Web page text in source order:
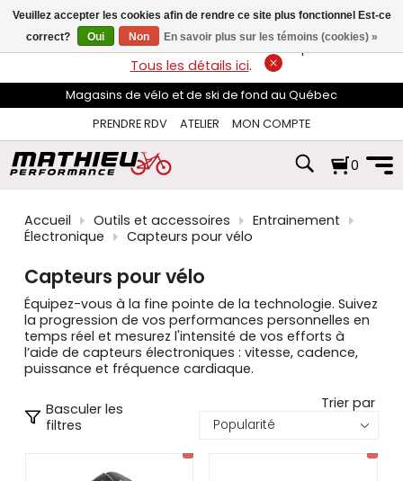
flèches
haut
et
pour
sélectionner
disponible.
Appuyez
pour
accéder
de
recherche
sélectionné.
Les
utilisateurs
d'appareils
tactiles
se
servir
LIVRAISON GRATUITEsur les commandes de plus de 74$*.
Tous les détails ici.
Magasins de vélo et de ski de fond au Québec
PRENDRE RDV
ATELIER MON COMPTE
0
Accueil Outils et accessoires
Entrainement
Électronique
Capteurs pour vélo
Capteurs pour vélo
Équipez-vous à la fine pointe de la technologie. Suivez
la progression de vos performances personnelles en
temps réel et mesurez l'intensité de vos efforts à
l’aide de capteurs électroniques : vitesse, cadence,
puissance et fréquence cardiaque.
Basculer les
filtres
Trier par
Veuillez accepter les cookies afin de rendre ce site plus fonctionnel Est-ce
correct?
Oui Non En savoir plus sur les témoins (cookies) »